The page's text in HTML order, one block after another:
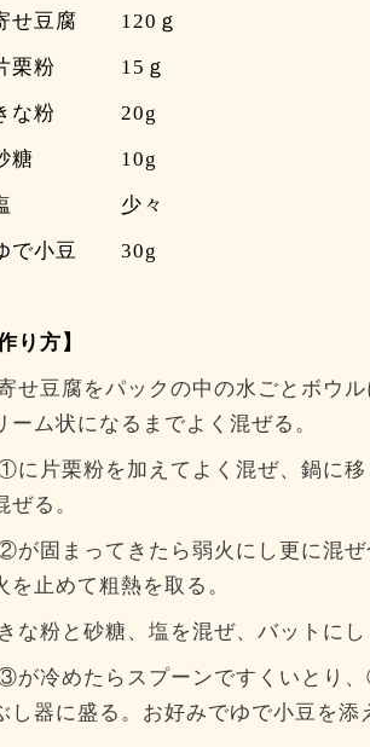
せ豆腐 120ｇ
片栗粉 15ｇ
きな粉 20g
砂糖 10g
塩 少々
で小豆 30g
り方】
せ豆腐をパックの中の水ごとボウ
ーム状になるまでよく混ぜる。
片栗粉を加えてよく混ぜ、鍋に移
ぜる。
固まってきたら弱火にし更に混ぜ
を止めて粗熱を取る。
な粉と砂糖、塩を混ぜ、バットに
冷めたらスプーンですくいとり
し器に盛る。お好みでゆで小豆を添